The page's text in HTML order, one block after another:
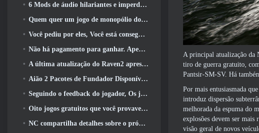
A principal atualização da
tiro de guerra gratuito,
Pantsir-SM-SV. Há
Por mais entusiasmada
introduz dispersão
melhorada da espuma do
explosões devem ser mais
visão geral de novos
6 Mods de áudio hilariantes e imperdíveis para Marvel Rivals
Quem quer um jogo de monopólio do RuneScape? Porque um está a caminho
Você pediu por eles, Você está conseguindo. Dragões estão chegando a Albion Online
Não há pagamento para ganhar. Apenas Ragnarok. Origin Classic é lançado em julho 23
A última atualização do Raven2 apresenta sistema de despertar de habilidades, Oferecendo aos jogadores mais maneiras de aprimorar suas habilidades
Aião 2 Pacotes de Fundador Disponíveis para Compra, Completo com cinco dias de acesso antecipado
Seguindo o feedback do jogador, Os jogadores clássicos de League Of Legends não terão que pagar por skins clássicas
Oito jogos gratuitos que você provavelmente esqueceu e que fazem parte do Steam’s Train Fest
NC compartilha detalhes sobre o próximo acesso antecipado do Aion 2